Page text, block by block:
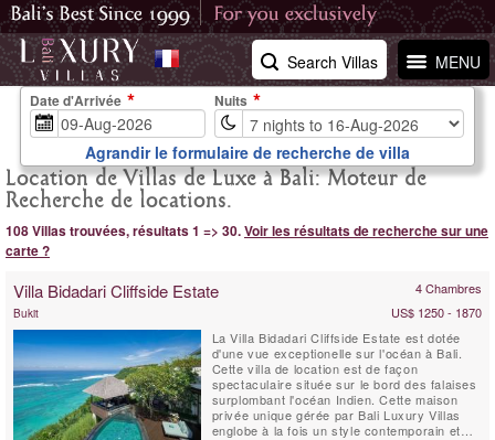
MENU
Search Villas
Location de Villas de Luxe à Bali: Moteur de
Recherche de locations.
108 Villas trouvées, résultats 1 => 30.Voir les résultats de recherche sur une
carte ?
Villa Bidadari Cliffside Estate 4 Chambres
Bukit
US$ 1250 - 1870
La Villa Bidadari Cliffside Estate est dotée
d'une vue exceptionelle sur l'océan à Bali.
Cette villa de location est de façon
spectaculaire située sur le bord des falaises
surplombant l'océan Indien. Cette maison
privée unique gérée par Bali Luxury Villas
englobe à la fois un style contemporain et
Date d'Arrivée Nuits
Agrandir le formulaire de recherche de villa